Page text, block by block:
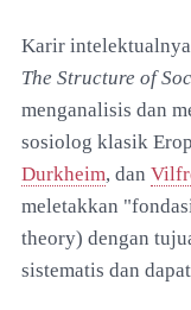
Karir
The Structure of
menganalisis dan
sosiolog klasik
Durkheim, dan
meletakkan
theory) dengan
sistematis dan